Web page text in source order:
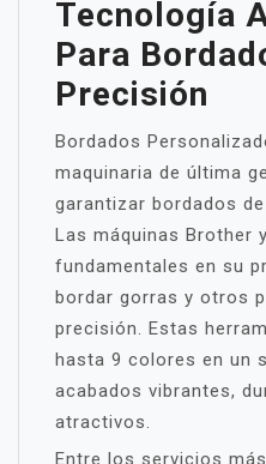
Tecnología
Para
Precisión
Bordados
maquinaria de última
garantizar bordados
Las máquinas Brother
fundamentales en su
bordar gorras y otros
precisión. Estas
hasta 9 colores en un
acabados vibrantes,
atractivos.
Entre los servicios